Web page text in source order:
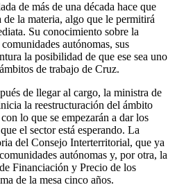
de más de una década hace que
de la materia, algo que le permitirá
Su conocimiento sobre la
autónomas, sus
la posibilidad de que ese sea uno
de trabajo de Cruz.
de llegar al cargo, la ministra de
la reestructuración del ámbito
lo que se empezarán a dar los
el sector está esperando. La
del Consejo Interterritorial, que ya
autónomas y, por otra, la
Financiación y Precio de los
de la mesa cinco años.